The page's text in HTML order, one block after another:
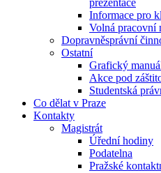
prezentace
Informace pro
Volná pracovní
Dopravněsprávní
Ostatní
Grafický
Akce pod
Studentská
Co dělat v Praze
Kontakty
Magistrát
Úřední hodiny
Podatelna
Pražské